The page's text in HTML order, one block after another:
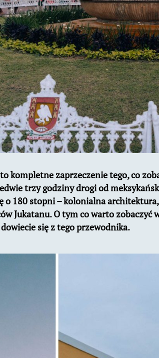
kompletne zaprzeczenie tego, co
trzy godziny drogi od
o 180 stopni – kolonialna
Jukatanu. O tym co warto
się z tego przewodnika.